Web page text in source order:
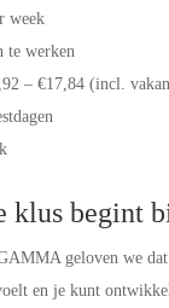
week
te werken
– €17,84 (incl.
klus begint
geloven we
en je kunt